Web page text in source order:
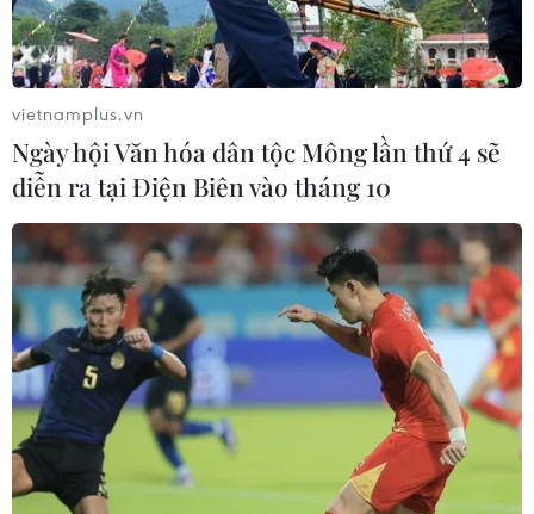
vietnamplus.vn
Ngày hội Văn hóa dân tộc Mông lần thứ 4 sẽ
diễn ra tại Điện Biên vào tháng 10